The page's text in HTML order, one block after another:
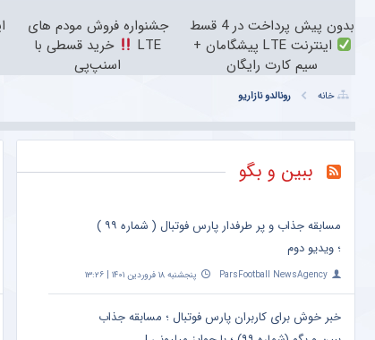
بدون پیش پرداخت در 4 قسط
اینترنت LTE پیشگامان +
سیم کارت رایگان
جشنواره فروش مودم های
LTE
خرید قسطی با
اسنپ‌پی
خانه رونالدو نازاریو
ببین و بگو
مسابقه جذاب و پر طرفدار پارس فوتبال ( شماره ۹۹ )
؛ ویدیو دوم
ParsFootball NewsAgency پنجشنبه ۱۸ فروردین ۱۴۰۱ | ۱۳:۲۶
خبر خوش برای کاربران پارس فوتبال ؛ مسابقه جذاب